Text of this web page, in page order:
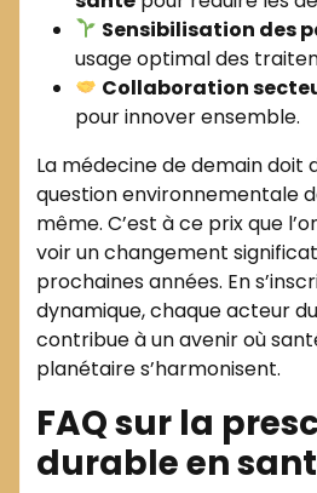
Sensibilisation des
usage optimal des
Collaboration
pour innover ensemble.
La médecine de demain doit
question environnementale
même. C’est à ce prix que
voir un changement
prochaines années. En
dynamique, chaque acteur
contribue à un avenir où
planétaire s’harmonisent.
FAQ sur la
durable en